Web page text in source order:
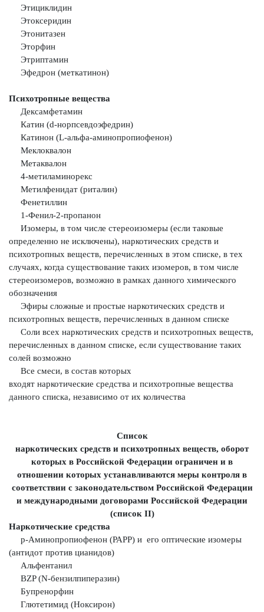
Этициклидин
Этоксеридин
Этонитазен
Эторфин
Этриптамин
Эфедрон (меткатинон)
Психотропные вещества
Дексамфетамин
Катин (d-норпсевдоэфедрин)
Катинон (L-альфа-аминопропиофенон)
Меклоквалон
Метаквалон
4-метиламинорекс
Метилфенидат (риталин)
Фенетиллин
1-Фенил-2-пропанон
Изомеры, в том числе стереоизомеры (если таковые
определенно не исключены), наркотических средств и
психотропных веществ, перечисленных в этом списке, в тех
случаях, когда существование таких изомеров, в том числе
стереоизомеров, возможно в рамках данного химического
обозначения
Эфиры сложные и простые наркотических средств и
психотропных веществ, перечисленных в данном списке
Соли всех наркотических средств и психотропных веществ,
перечисленных в данном списке, если существование таких
солей возможно
Все смеси, в состав которых
входят наркотические средства и психотропные вещества
данного списка, независимо от их количества
Список
наркотических средств и психотропных веществ, оборот
которых в Российской Федерации ограничен и в
отношении которых устанавливаются меры контроля в
соответствии с законодательством Российской Федерации
и международными договорами Российской Федерации
(список II)
Наркотические средства
р-Аминопропиофенон (РАРР) и его оптические изомеры
(антидот против цианидов)
Альфентанил
BZP (N-бензилпиперазин)
Бупренорфин
Глютетимид (Ноксирон)